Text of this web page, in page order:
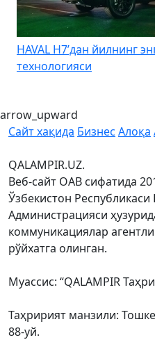
HAVAL H7’дан йилнинг
технологияси
arrow_upward
Сайт хақида Бизнес Алоқа
QALAMPIR.UZ.
Веб-сайт ОАВ сифатида
Ўзбекистон
Администрацияси
коммуникациялар
рўйхатга олинган.
Муассис: “QALAMPIR
Таҳририят манзили:
88-уй.